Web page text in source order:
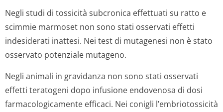
Negli studi di tossicità subcronica effettuati su ratto e
scimmie marmoset non sono stati osservati effetti
indesiderati inattesi. Nei test di mutagenesi non è stato
osservato potenziale mutageno.
Negli animali in gravidanza non sono stati osservati
effetti teratogeni dopo infusione endovenosa di dosi
farmacologicamente efficaci. Nei conigli l’embriotossicità